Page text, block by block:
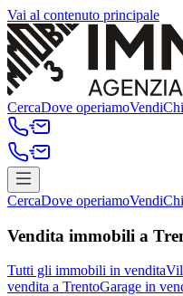
Vai al contenuto principale
CercaDove operiamoVendi
CercaDove operiamoVendi
Vendita immobili a
Tutti gli immobili in vendita
vendita a TrentoGarage in